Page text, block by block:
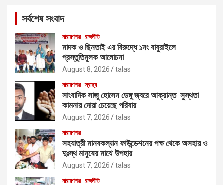
সর্বশেষ সংবাদ
নারায়ণগঞ্জ রাজনীতি
মাদক ও ছিনতাই এর বিরুদ্ধে ১নং বাবুরাইলে
প্রস্তুতিমূলক আলোচনা
August 8, 2026 talas
নারায়ণগঞ্জ স্বাস্থ্য
সাংবাদিক সাজু হোসেন ডেঙ্গু জ্বরে আক্রান্ত সুস্থতা
কামনায় দোয়া চেয়েছে পরিবার
August 7, 2026 talas
নারায়ণগঞ্জ
সহযাত্রী মানবকল্যান ফাউন্ডেশনের পক্ষ থেকে অসহায় ও
দুঃস্থ মানুষের মাঝে উপহার
August 7, 2026 talas
নারায়ণগঞ্জ রাজনীতি